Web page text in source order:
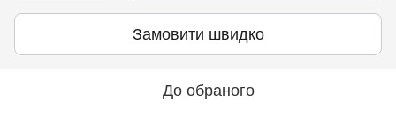
Замовити швидко
До обраного